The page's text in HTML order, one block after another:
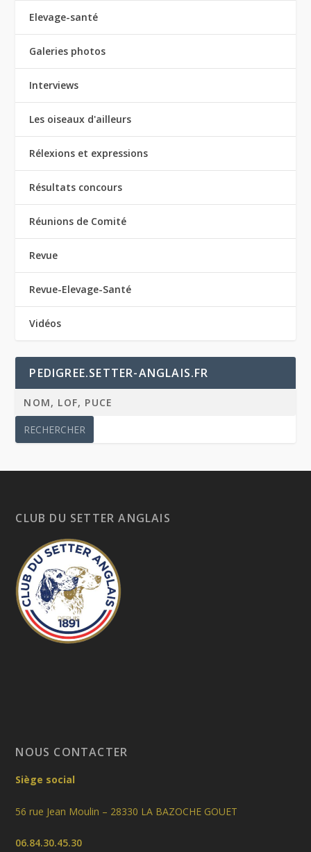
Elevage-santé
Galeries photos
Interviews
Les oiseaux d'ailleurs
Rélexions et expressions
Résultats concours
Réunions de Comité
Revue
Revue-Elevage-Santé
Vidéos
PEDIGREE.SETTER-ANGLAIS.FR
CLUB DU SETTER ANGLAIS
NOUS CONTACTER
Siège social
56 rue Jean Moulin – 28330 LA BAZOCHE GOUET
06.84.30.45.30